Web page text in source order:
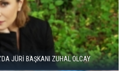
JÜRİ BAŞKANI ZUHAL OLCAY